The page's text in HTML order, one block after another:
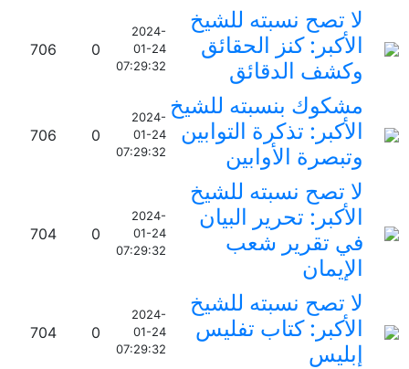
لا تصح نسبته للشيخ
الأكبر: كنز الحقائق
وكشف الدقائق
2024-
01-24
07:29:32
0
706
مشكوك بنسبته للشيخ
الأكبر: تذكرة التوابين
وتبصرة الأوابين
2024-
01-24
07:29:32
0
706
لا تصح نسبته للشيخ
الأكبر: تحرير البيان
في تقرير شعب
الإيمان
2024-
01-24
07:29:32
0
704
لا تصح نسبته للشيخ
الأكبر: كتاب تفليس
إبليس
2024-
01-24
07:29:32
0
704